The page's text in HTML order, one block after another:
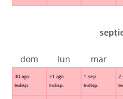
30 ago
Indisp.
31 ago
Indisp.
1 sep
Indisp.
2
dom lun mar